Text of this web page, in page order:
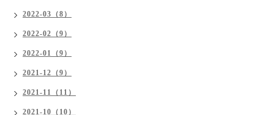
2022-03（8）
2022-02（9）
2022-01（9）
2021-12（9）
2021-11（11）
2021-10（10）